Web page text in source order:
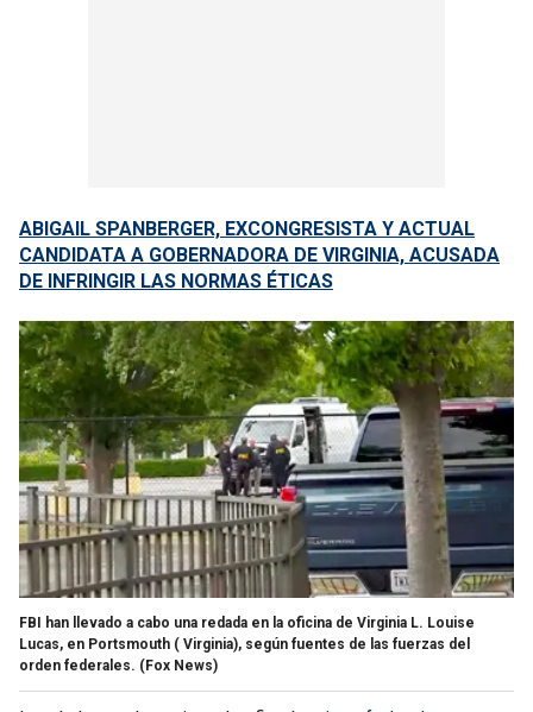
ABIGAIL SPANBERGER, EXCONGRESISTA Y ACTUAL
CANDIDATA A GOBERNADORA DE VIRGINIA, ACUSADA
DE INFRINGIR LAS NORMAS ÉTICAS
FBI han llevado a cabo una redada en la oficina de Virginia L. Louise
Lucas, en Portsmouth ( Virginia), según fuentes de las fuerzas del
orden federales. (Fox News)